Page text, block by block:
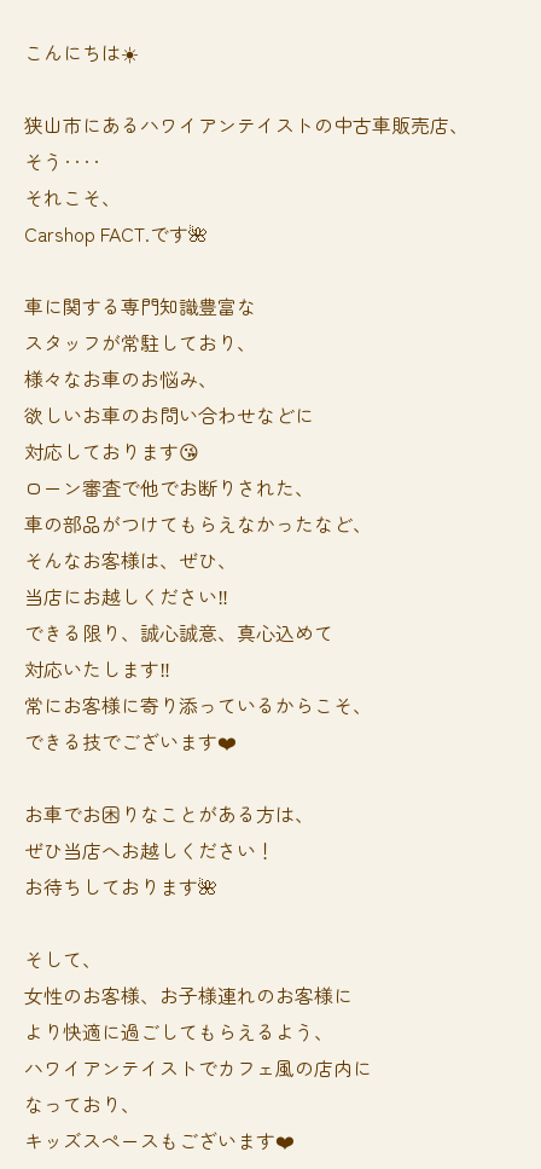
こんにちは☀️
狭山市にあるハワイアンテイストの中古車販売店、
そう‥‥
それこそ、
Carshop FACT.です🌺
車に関する専門知識豊富な
スタッフが常駐しており、
様々なお車のお悩み、
欲しいお車のお問い合わせなどに
対応しております😘
ローン審査で他でお断りされた、
車の部品がつけてもらえなかったなど、
そんなお客様は、ぜひ、
当店にお越しください‼️
できる限り、誠心誠意、真心込めて
対応いたします‼️
常にお客様に寄り添っているからこそ、
できる技でございます❤️
お車でお困りなことがある方は、
ぜひ当店へお越しください！
お待ちしております🌺
そして、
女性のお客様、お子様連れのお客様に
より快適に過ごしてもらえるよう、
ハワイアンテイストでカフェ風の店内に
なっており、
キッズスペースもございます❤️